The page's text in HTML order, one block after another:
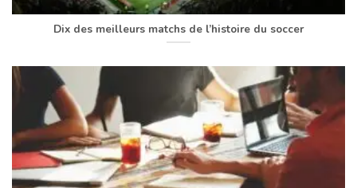
Dix des meilleurs matchs de l’histoire du soccer